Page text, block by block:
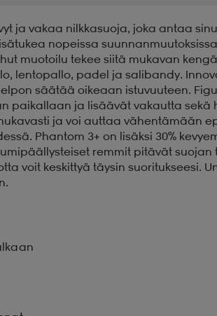
ja vakaa nilkkasuoja, joka antaa
nopeissa
muotoilu tekee siitä mukavan
lentopallo, padel ja salibandy.
säätää oikeaan istuvuuteen.
paikallaan ja lisäävät vakautta sekä
ja voi auttaa vähentämään
Phantom 3+ on lisäksi 30%
remmit pitävät
voit keskittyä täysin suoritukseesi.